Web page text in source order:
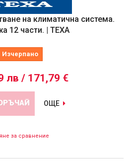
на климатична система.
12 части. | TEXA
Изчерпано
лв / 171,79 €
ОЩЕ
за сравнение